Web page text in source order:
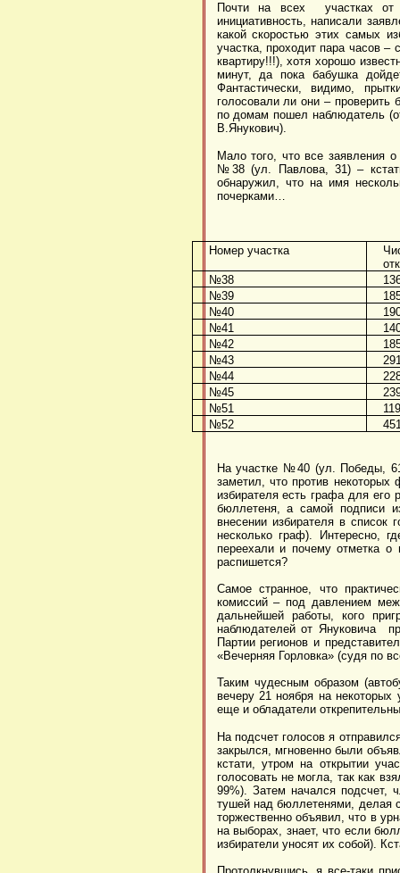
Почти на всех участках от
инициативность, написали
какой скоростью этих самых
участка, проходит пара часов
квартиру!!!), хотя хорошо
минут, да пока бабушка
Фантастически, видимо,
голосовали ли они – проверить
по домам пошел наблюдатель
В.Янукович).
Мало того, что все заявления
№38 (ул. Павлова, 31) –
обнаружил, что на имя
почерками…
Номер участка
№38
№39
№40
№41
№42
№43
№44
№45
№51
№52
На участке №40 (ул. Победы,
заметил, что против некоторых
избирателя есть графа для
бюллетеня, а самой подписи
внесении избирателя в список
несколько граф). Интересно,
переехали и почему отметка
распишется?
Самое странное, что
комиссий – под давлением
дальнейшей работы, кого
наблюдателей от Януковича
Партии регионов и
«Вечерняя Горловка» (судя по
Таким чудесным образом
вечеру 21 ноября на некоторых
еще и обладатели
На подсчет голосов я
закрылся, мгновенно были
кстати, утром на открытии
голосовать не могла, так как
99%). Затем начался подсчет,
тушей над бюллетенями, делая
торжественно объявил, что в
на выборах, знает, что если
избиратели уносят их собой).